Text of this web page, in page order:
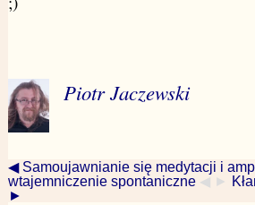
Piotr Jaczewski
◀ Samoujawnianie się medytacji i
wtajemniczenie spontaniczne ◀ ►
►